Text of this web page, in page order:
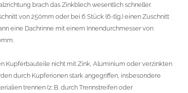
brach das Zinkblech wesentlich schneller.
von 250mm oder bei 6 Stück (6-tlg.) einen Zuschnitt
eine Dachrinne mit einem Innendurchmesser von
Kupferbauteile nicht mit Zink, Aluminium oder verzinkten
durch Kupferionen stark angegriffen, insbesondere
trennen (z. B. durch Trennstreifen oder